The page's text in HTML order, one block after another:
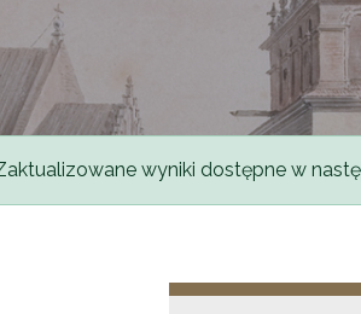
wyniki dostępne w